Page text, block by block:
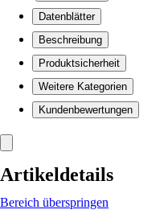
Datenblätter
Beschreibung
Produktsicherheit
Weitere Kategorien
Kundenbewertungen
Artikeldetails
Bereich überspringen